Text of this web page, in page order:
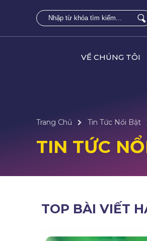
VỀ CHÚNG TÔI
Trang Chủ Tin Tức Nổi Bật
TIN TỨC
TOP BÀI VIẾT